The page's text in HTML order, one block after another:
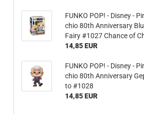
FUNKO POP! - Dis­ney -
chio 80th An­ni­versa­ry
Fairy #1027 Chan­ce of
14,85 EUR
FUNKO POP! - Dis­ney -
chio 80th An­ni­versa­ry
to #1028
14,85 EUR